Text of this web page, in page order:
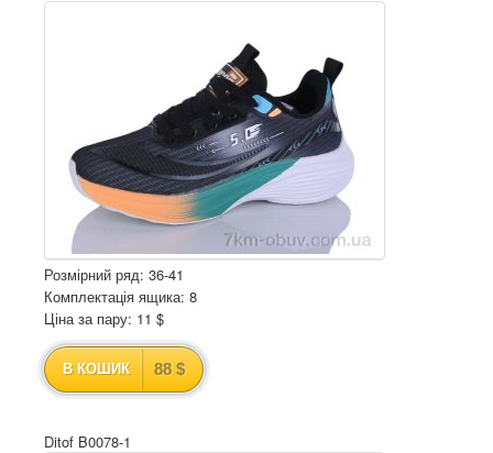
Розмірний ряд: 36-41
Комплектація ящика: 8
Ціна за пару: 11 $
В КОШИК 88 $
Ditof B0078-1